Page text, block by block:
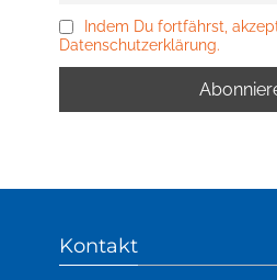
Indem Du fortfährst,
Datenschutzerklärung.
Kontakt